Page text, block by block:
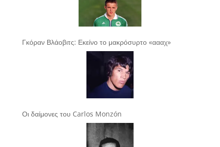
Γκόραν Βλάοβιτς: Εκείνο το μακρόσυρτο «αααχ»
Οι δαίμονες του Carlos Monzón